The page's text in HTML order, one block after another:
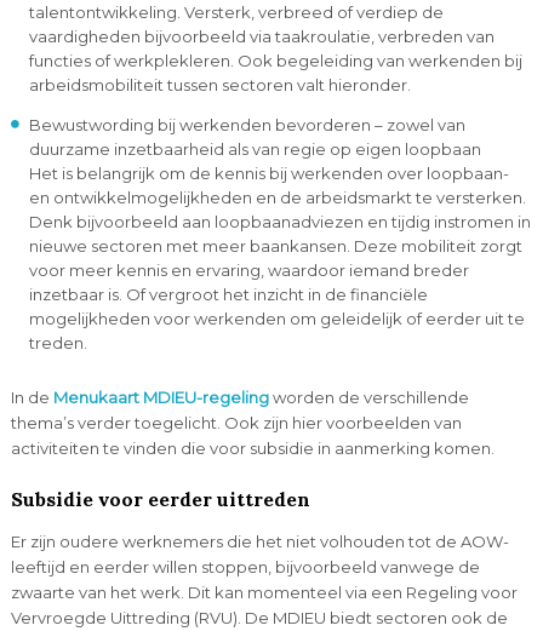
talentontwikkeling. Versterk, verbreed of verdiep de
vaardigheden bijvoorbeeld via taakroulatie, verbreden van
functies of werkplekleren. Ook begeleiding van werkenden bij
arbeidsmobiliteit tussen sectoren valt hieronder.
Bewustwording bij werkenden bevorderen – zowel van
duurzame inzetbaarheid als van regie op eigen loopbaan
Het is belangrijk om de kennis bij werkenden over loopbaan-
en ontwikkelmogelijkheden en de arbeidsmarkt te versterken.
Denk bijvoorbeeld aan loopbaanadviezen en tijdig instromen in
nieuwe sectoren met meer baankansen. Deze mobiliteit zorgt
voor meer kennis en ervaring, waardoor iemand breder
inzetbaar is. Of vergroot het inzicht in de financiële
mogelijkheden voor werkenden om geleidelijk of eerder uit te
treden.
In de Menukaart MDIEU-regelingworden de verschillende
thema’s verder toegelicht. Ook zijn hier voorbeelden van
activiteiten te vinden die voor subsidie in aanmerking komen.
Subsidie voor eerder uittreden
Er zijn oudere werknemers die het niet volhouden tot de AOW-
leeftijd en eerder willen stoppen, bijvoorbeeld vanwege de
zwaarte van het werk. Dit kan momenteel via een Regeling voor
Vervroegde Uittreding (RVU). De MDIEU biedt sectoren ook de